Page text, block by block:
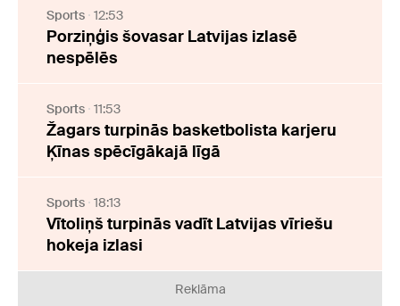
Sports 12:53
Porziņģis šovasar Latvijas izlasē
nespēlēs
Sports 11:53
Žagars turpinās basketbolista karjeru
Ķīnas spēcīgākajā līgā
Sports 18:13
Vītoliņš turpinās vadīt Latvijas vīriešu
hokeja izlasi
Reklāma